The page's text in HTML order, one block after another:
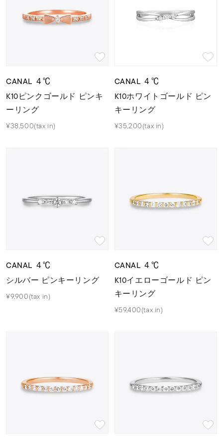
CANAL ４℃
K10ピンクゴールド ピンキ
ーリング
¥38,500(tax in)
CANAL ４℃
K10ホワイトゴールド ピン
キーリング
¥35,200(tax in)
CANAL ４℃
シルバー ピンキーリング
¥9,900(tax in)
CANAL ４℃
K10イエローゴールド ピン
キーリング
¥59,400(tax in)